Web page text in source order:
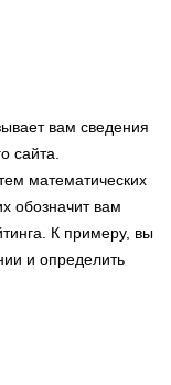
вам сведения
сайта.
математических
обозначит вам
К примеру, вы
и определить